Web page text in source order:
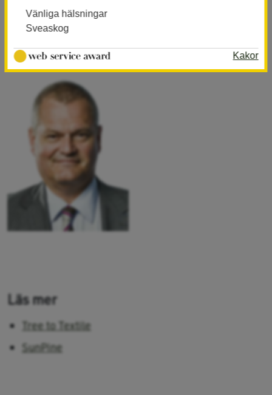
representerar mycket viktiga kundgrupper för en ny
mera cirkulär textilfiber­produkt.
Läs mer
Tree to Textile
SunPine
Vänliga hälsningar
Sveaskog
Kakor